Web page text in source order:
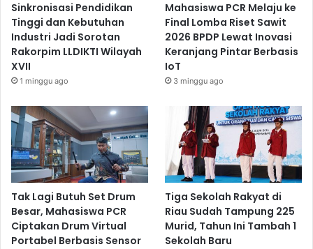
Sinkronisasi Pendidikan
Tinggi dan Kebutuhan
Industri Jadi Sorotan
Rakorpim LLDIKTI Wilayah
XVII
1 minggu ago
Mahasiswa PCR Melaju ke
Final Lomba Riset Sawit
2026 BPDP Lewat Inovasi
Keranjang Pintar Berbasis
IoT
3 minggu ago
Tak Lagi Butuh Set Drum
Besar, Mahasiswa PCR
Ciptakan Drum Virtual
Portabel Berbasis Sensor
Tiga Sekolah Rakyat di
Riau Sudah Tampung 225
Murid, Tahun Ini Tambah 1
Sekolah Baru